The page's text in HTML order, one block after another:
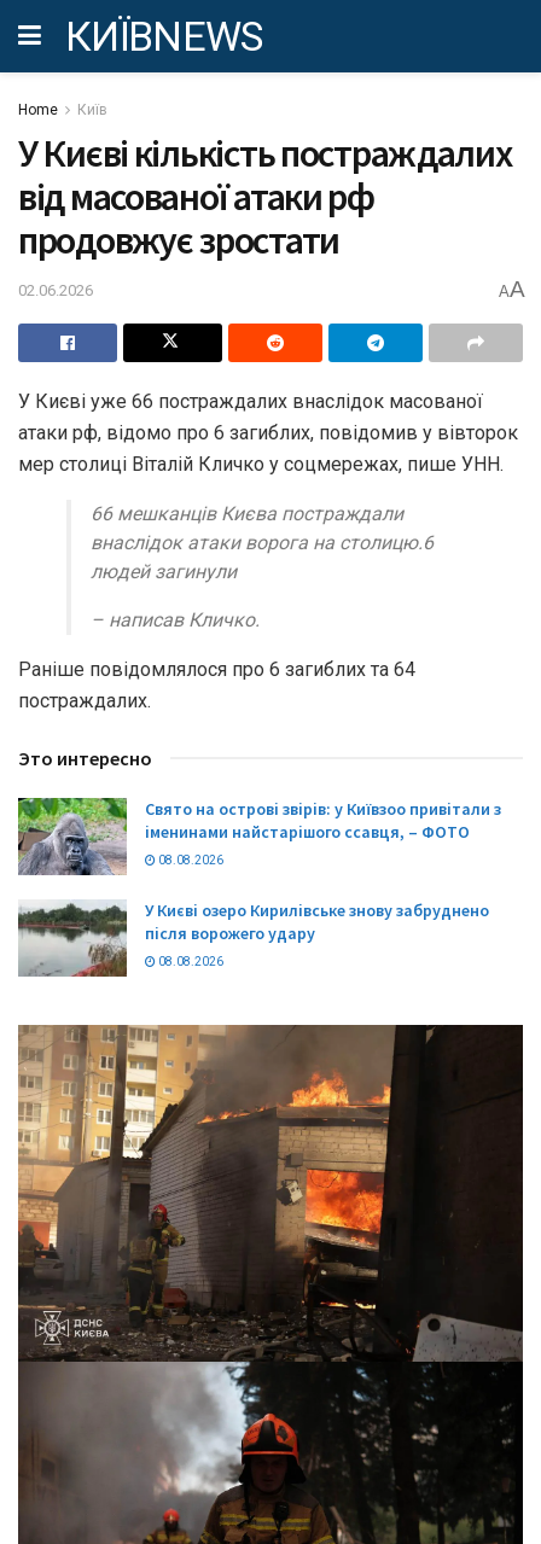
КИЇВNEWS
Home Київ
У Києві кількість постраждалих
від масованої атаки рф
продовжує зростати
02.06.2026 AA
У Києві уже 66 постраждалих внаслідок масованої
атаки рф, відомо про 6 загиблих, повідомив у вівторок
мер столиці Віталій Кличко у соцмережах, пише УНН.
66 мешканців Києва постраждали
внаслідок атаки ворога на столицю.6
людей загинули
– написав Кличко.
Раніше повідомлялося про 6 загиблих та 64
постраждалих.
Это интересно
Свято на острові звірів: у Київзоо привітали з
іменинами найстарішого ссавця, – ФОТО
08.08.2026
У Києві озеро Кирилівське знову забруднено
після ворожего удару
08.08.2026